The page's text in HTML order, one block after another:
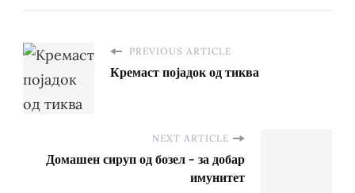
PREVIOUS ARTICLE
Кремаст појадок од тиква
NEXT ARTICLE
Домашен сируп од бозел - за добар
имунитет